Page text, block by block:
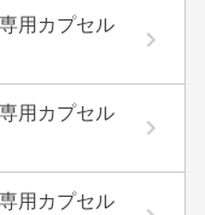
用カプセル
用カプセル
用カプセル